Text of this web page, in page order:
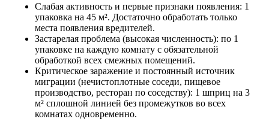
Слабая активность и первые признаки появления: 1
упаковка на 45 м². Достаточно обработать только
места появления вредителей.
Застарелая проблема (высокая численность): по 1
упаковке на каждую комнату с обязательной
обработкой всех смежных помещений.
Критическое заражение и постоянный источник
миграции (нечистоплотные соседи, пищевое
производство, ресторан по соседству): 1 шприц на 3
м² сплошной линией без промежутков во всех
комнатах одновременно.